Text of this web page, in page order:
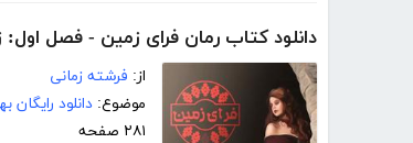
دانلود کتاب رمان فرای زمین - فصل
از: فرشته زمانی
موضوع: دانلود رایگان
۲۸۱ صفحه